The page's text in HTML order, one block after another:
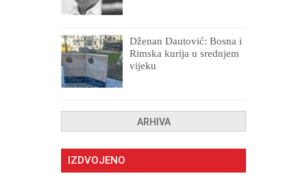
Dženan Dautović: Bosna i
Rimska kurija u srednjem
vijeku
ARHIVA
IZDVOJENO